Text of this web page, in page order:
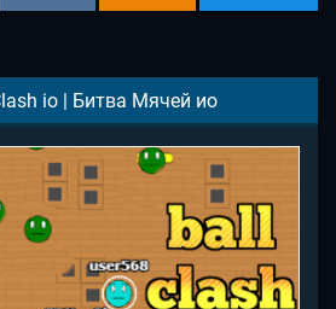
io | Битва Мячей ио